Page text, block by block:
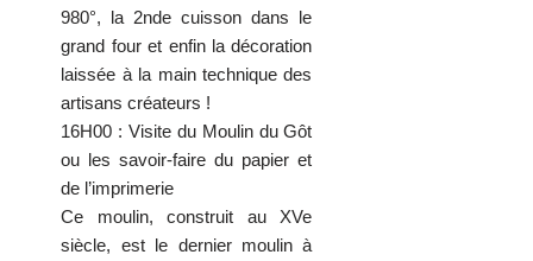
980°, la 2nde cuisson dans le
grand four et enfin la décoration
laissée à la main technique des
artisans créateurs !
16H00 : Visite du Moulin du Gôt
ou les savoir-faire du papier et
de l’imprimerie
Ce moulin, construit au XVe
siècle, est le dernier moulin à